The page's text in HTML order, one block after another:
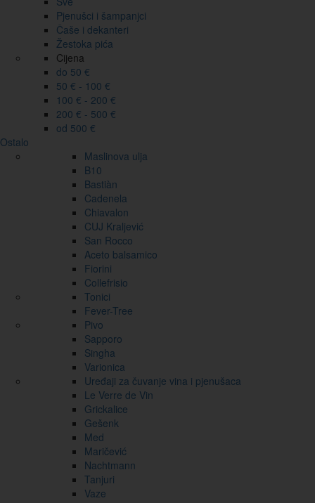
Pjenušci i šampanjci
Čaše i dekanteri
Žestoka pića
Cijena
do 50 €
50 € - 100 €
100 € - 200 €
200 € - 500 €
od 500 €
Ostalo
Maslinova ulja
B10
Bastiàn
Cadenela
Chiavalon
CUJ Kraljević
San Rocco
Aceto balsamico
Fiorini
Collefrisio
Tonici
Fever-Tree
Pivo
Sapporo
Singha
Varionica
Uređaji za čuvanje vina i pjenušaca
Le Verre de Vin
Grickalice
Gešenk
Med
Maričević
Nachtmann
Tanjuri
Vaze